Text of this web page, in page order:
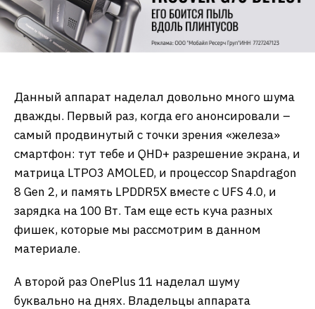
Данный аппарат наделал довольно много шума
дважды. Первый раз, когда его анонсировали –
самый продвинутый с точки зрения «железа»
смартфон: тут тебе и QHD+ разрешение экрана, и
матрица LTPO3 AMOLED, и процессор Snapdragon
8 Gen 2, и память LPDDR5X вместе с UFS 4.0, и
зарядка на 100 Вт. Там еще есть куча разных
фишек, которые мы рассмотрим в данном
материале.
А второй раз OnePlus 11 наделал шуму
буквально на днях. Владельцы аппарата